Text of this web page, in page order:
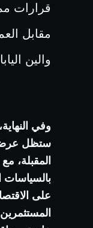
قرارات
مقابل
والين
وفي
ستظل عرضة
المقبلة،
بالسياسات
على